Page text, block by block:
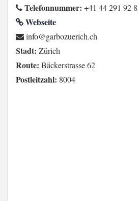
Telefonnummer: +41 44 291 92
Webseite
hc.hcireuzobrag@ofni
Stadt: Zürich
Route: Bäckerstrasse 62
Postleitzahl: 8004